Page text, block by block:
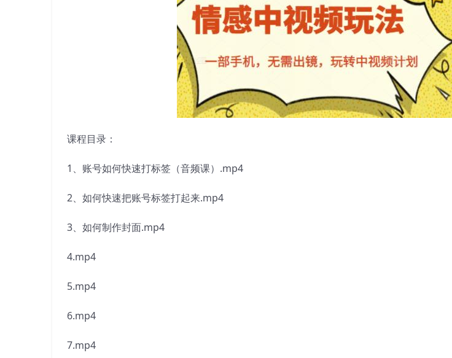
课程目录：
1、账号如何快速打标签（音频课）.mp4
2、如何快速把账号标签打起来.mp4
3、如何制作封面.mp4
4.mp4
5.mp4
6.mp4
7.mp4